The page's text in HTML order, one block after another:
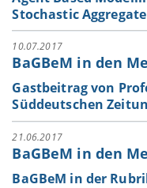
Stochastic
10.07.2017
BaGBeM in den
Gastbeitrag von
Süddeutschen
21.06.2017
BaGBeM in den
BaGBeM in der